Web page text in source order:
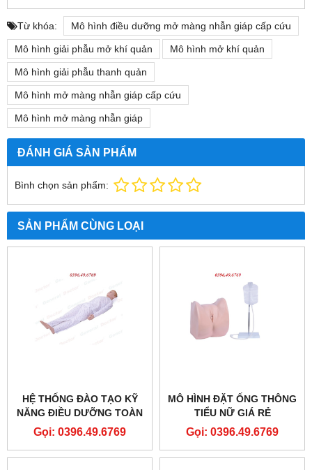
Từ khóa: Mô hình điều dưỡng mở màng nhẫn giáp cấp cứu
Mô hình giải phẫu mở khí quản Mô hình mở khí quản
Mô hình giải phẫu thanh quản
Mô hình mở màng nhẫn giáp cấp cứu
Mô hình mở màng nhẫn giáp
ĐÁNH GIÁ SẢN PHẨM
Bình chọn sản phẩm:
SẢN PHẨM CÙNG LOẠI
HỆ THỐNG ĐÀO TẠO KỸ
NĂNG ĐIỀU DƯỠNG TOÀN
DIỆN TẠI KHOA HỒI SỨC
TÍCH CỰC MODEL
Gọi: 0396.49.6769
MÔ HÌNH ĐẶT ỐNG THÔNG
TIỂU NỮ GIÁ RẺ
Gọi: 0396.49.6769